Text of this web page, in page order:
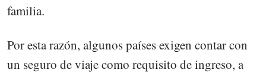
familia.
Por esta razón, algunos países exigen contar con
un seguro de viaje como requisito de ingreso, a